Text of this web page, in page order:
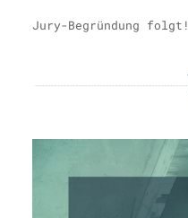
Jury-Begründung folgt!